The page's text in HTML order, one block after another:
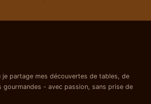
je partage mes découvertes de tables, de
gourmandes - avec passion, sans prise de